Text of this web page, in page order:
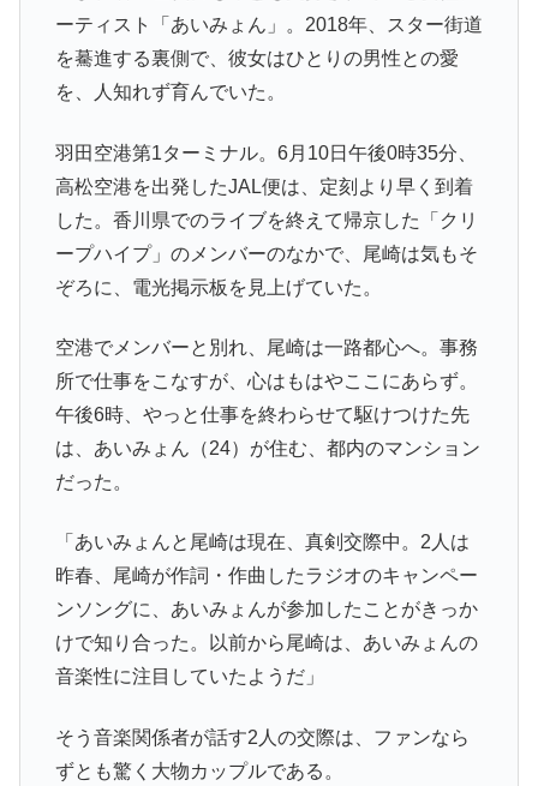
ーティスト「あいみょん」。2018年、スター街道
を驀進する裏側で、彼女はひとりの男性との愛
を、人知れず育んでいた。
羽田空港第1ターミナル。6月10日午後0時35分、
高松空港を出発したJAL便は、定刻より早く到着
した。香川県でのライブを終えて帰京した「クリ
ープハイプ」のメンバーのなかで、尾崎は気もそ
ぞろに、電光掲示板を見上げていた。
空港でメンバーと別れ、尾崎は一路都心へ。事務
所で仕事をこなすが、心はもはやここにあらず。
午後6時、やっと仕事を終わらせて駆けつけた先
は、あいみょん（24）が住む、都内のマンション
だった。
「あいみょんと尾崎は現在、真剣交際中。2人は
昨春、尾崎が作詞・作曲したラジオのキャンペー
ンソングに、あいみょんが参加したことがきっか
けで知り合った。以前から尾崎は、あいみょんの
音楽性に注目していたようだ」
そう音楽関係者が話す2人の交際は、ファンなら
ずとも驚く大物カップルである。